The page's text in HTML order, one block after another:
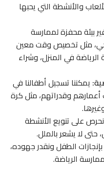
والأنشطة التي يحبها
بيئة محفزة لممارسة
مثل تخصيص وقت معين
في المنزل، وشراء
يمكننا تسجيل أطفالنا في
أعمارهم وقدراتهم، مثل كرة
على تنويع الأنشطة
حتى لا يشعر بالملل.
الطفل ونقدر جهوده،
الرياضة.